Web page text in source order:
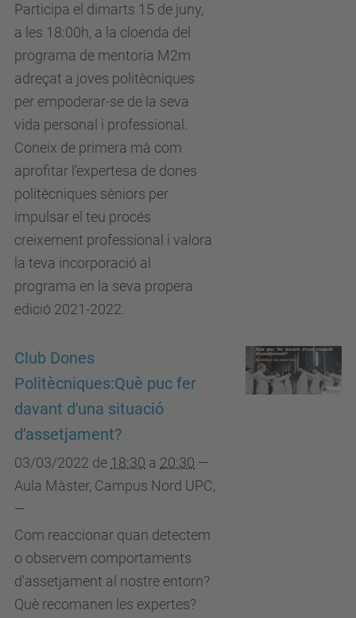
Participa el dimarts 15 de juny,
a les 18:00h, a la cloenda del
programa de mentoria M2m
adreçat a joves politècniques
per empoderar-se de la seva
vida personal i professional.
Coneix de primera mà com
aprofitar l’expertesa de dones
politècniques sèniors per
impulsar el teu procés
creixement professional i valora
la teva incorporació al
programa en la seva propera
edició 2021-2022.
Club Dones
Politècniques:Què puc fer
davant d'una situació
d'assetjament?
03/03/2022 de 18:30 a 20:30 —
Aula Màster, Campus Nord UPC,
—
Com reaccionar quan detectem
o observem comportaments
d'assetjament al nostre entorn?
Què recomanen les expertes?